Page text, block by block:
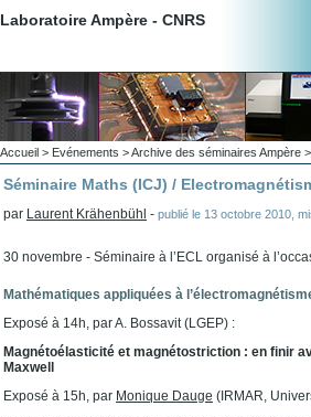
Ampère - CNRS
Accueil > Evénements >Archive des séminaires Ampère >
Séminaire Maths (ICJ) /
par Laurent Krähenbühl - publié le 13 octobre 2010
30 novembre - Séminaire à l’ECL organisé à
Mathématiques appliquées à
Exposé à 14h, par A. Bossavit (LGEP) :
Magnétoélasticité et magnétostriction : en finir
Maxwell
Exposé à 15h, par Monique Dauge (IRMAR,